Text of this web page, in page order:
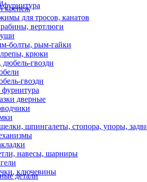
фурнитура
крепеж
для тросов, канатов
вертлюги
болты, рым-гайки
крюки
гвозди
гвозди
фурнитура
дверные
шпингалеты, стопора, упоры,
навесы, шарниры
ключевины
детали